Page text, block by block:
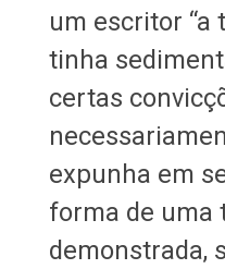
um escritor “a
tinha
certas
expunha em
forma de uma
demonstrada,